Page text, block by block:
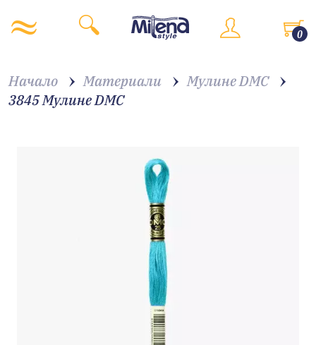
0
Начало Материали
Мулине DMC
3845 Мулине DMC